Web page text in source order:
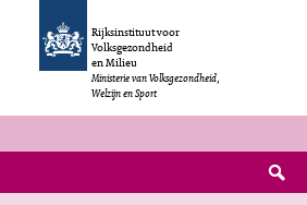
gaan
Rijksinstituut voor
Volksgezondheid
en Milieu
Ministerie van Volksgezondheid,
Welzijn en Sport